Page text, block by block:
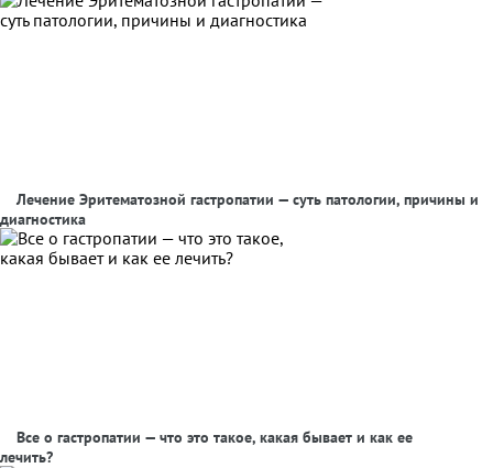
Лечение Эритематозной гастропатии — суть патологии, причины и
диагностика
Все о гастропатии — что это такое, какая бывает и как ее
лечить?